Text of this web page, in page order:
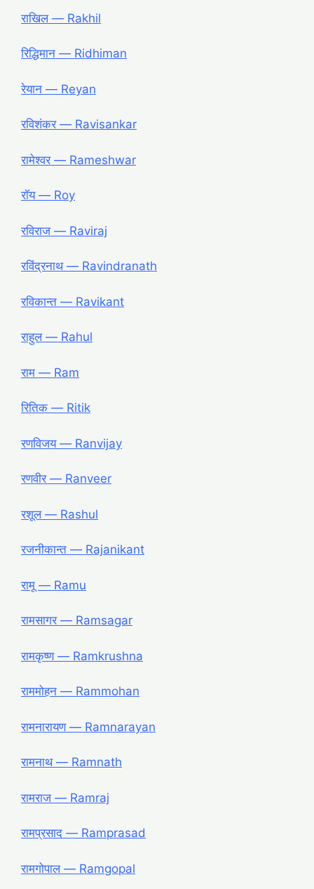
राखिल ― Rakhil
रिद्धिमान ― Ridhiman
रेयान ― Reyan
रविशंकर ― Ravisankar
रामेश्वर ― Rameshwar
रॉय ― Roy
रविराज ― Raviraj
रविंद्रनाथ ― Ravindranath
रविकान्त ― Ravikant
राहुल ― Rahul
राम ― Ram
रितिक ― Ritik
रणविजय ― Ranvijay
रणवीर ― Ranveer
रशूल ― Rashul
रजनीकान्त ― Rajanikant
रामू ― Ramu
रामसागर ― Ramsagar
रामकृष्ण ― Ramkrushna
राममोहन ― Rammohan
रामनारायण ― Ramnarayan
रामनाथ ― Ramnath
रामराज ― Ramraj
रामप्रसाद ― Ramprasad
रामगोपाल ― Ramgopal